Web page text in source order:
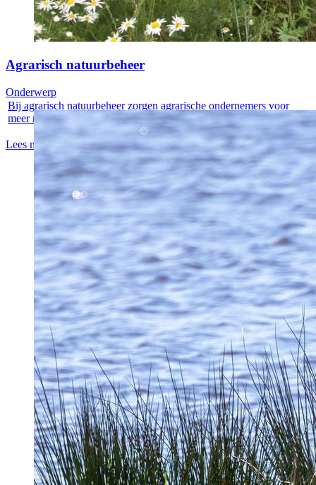
Agrarisch natuurbeheer
Bij agrarisch natuurbeheer zorgen agrarische ondernemers voor
meer natuur op...
Lees meer
Onderwerp